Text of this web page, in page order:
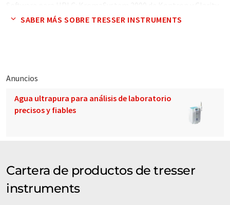
de DataApex....
UVWin5....
Servicio integral de una sola mano: instalación, instrucción,
reparación, mantenimiento, certificación, piezas de repuesto,
SABER MÁS SOBRE TRESSER INSTRUMENTS
Anuncios
Agua ultrapura para análisis de laboratorio
precisos y fiables
Cartera de productos de tresser
instruments